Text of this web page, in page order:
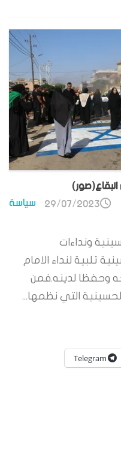
سياسة 29/07/2023
ونداءات
تلبية لنداء الامام
وحفظا لدينه.فمن
التي نظمها...
Telegram